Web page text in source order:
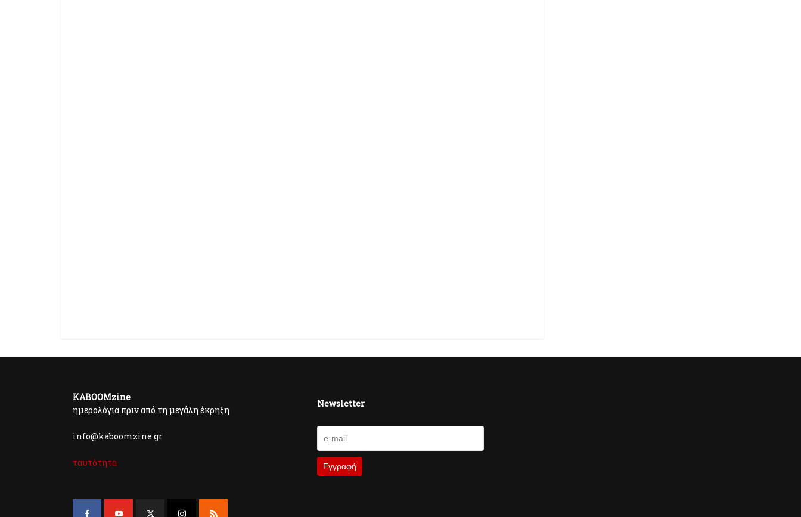
KABOOMzine
ημερολόγια πριν από τη μεγάλη έκρηξη
info@kaboomzine.gr
ταυτότητα
Newsletter